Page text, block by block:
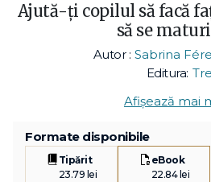
Ajută-ți copilul să facă
să se
Autor : Sabrina
Editura:
Afișează mai
Formate disponibile
Tipărit
23.79 lei
eBook
22.84 lei